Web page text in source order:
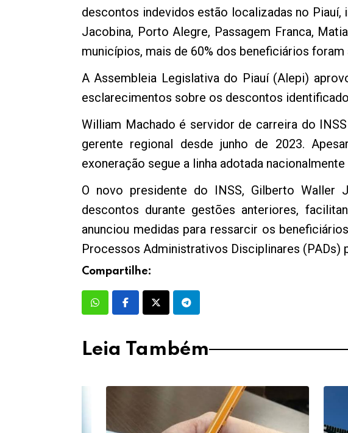
descontos indevidos estão localizadas no Piauí,
Jacobina, Porto Alegre, Passagem Franca,
municípios, mais de 60% dos beneficiários foram
A Assembleia Legislativa do Piauí (Alepi)
esclarecimentos sobre os descontos
William Machado é servidor de carreira do
gerente regional desde junho de 2023.
exoneração segue a linha adotada
O novo presidente do INSS, Gilberto Waller
descontos durante gestões anteriores,
anunciou medidas para ressarcir os
Processos Administrativos Disciplinares (PADs)
Compartilhe:
Leia Também